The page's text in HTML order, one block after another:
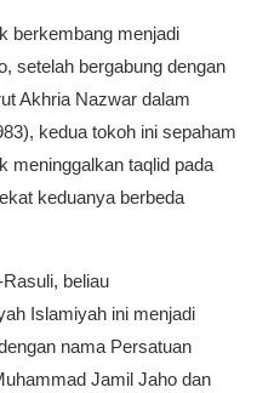
berkembang menjadi
setelah bergabung dengan
Akhria Nazwar dalam
kedua tokoh ini sepaham
meninggalkan taqlid pada
keduanya berbeda
beliau
Islamiyah ini menjadi
nama Persatuan
Jamil Jaho dan